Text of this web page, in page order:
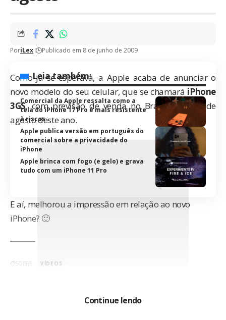
Leia também:
Comercial da Apple ressalta como a
tela do iPhone 17 Pro é mais resistente
à riscos
Apple publica versão em português do
comercial sobre a privacidade do
iPhone
Apple brinca com fogo (e gelo) e grava
tudo com um iPhone 11 Pro
E aí, melhorou a impressão em relação ao novo
iPhone? 🙂
SOBRE: VÍDEOS
PoriLex Publicado em 8 de junho de 2009
Como já se esperava, a Apple acaba de anunciar o
novo modelo do seu celular, que se chamará iPhone
3GS, com previsão de venda no Brasil a partir de
agosto deste ano.
Continue lendo